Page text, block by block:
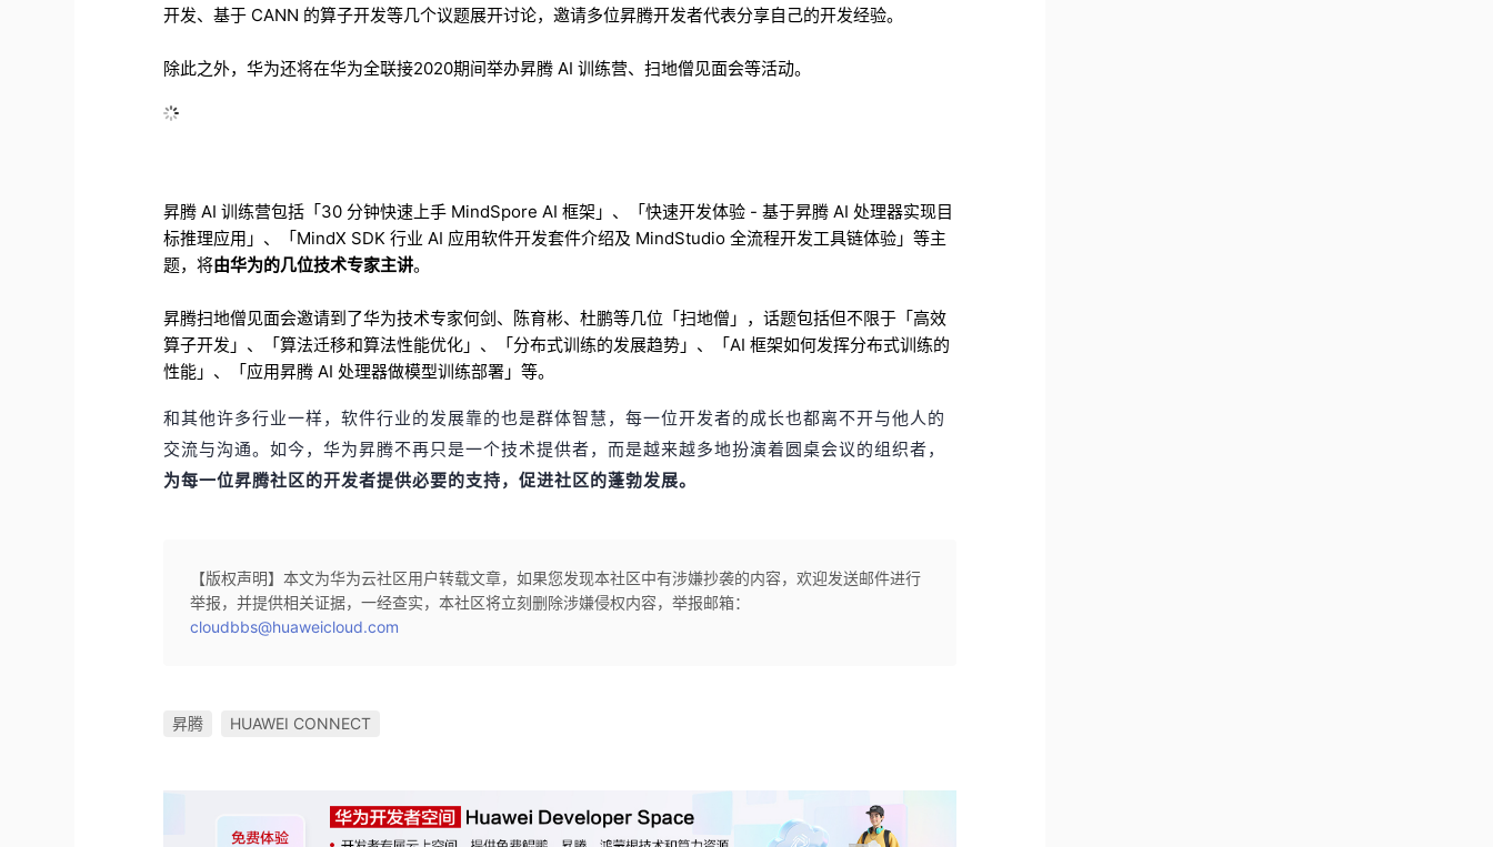
开发、基于 CANN 的算子开发等几个议题展开讨论，邀请多位昇腾开发者代表分享自己的开发经验。
除此之外，华为还将在华为全联接2020期间举办昇腾 AI 训练营、扫地僧见面会等活动。
昇腾 AI 训练营包括「30 分钟快速上手 MindSpore AI 框架」、「快速开发体验 - 基于昇腾 AI 处理器实现目
标推理应用」、「MindX SDK 行业 AI 应用软件开发套件介绍及 MindStudio 全流程开发工具链体验」等主
题，将由华为的几位技术专家主讲。
昇腾扫地僧见面会邀请到了华为技术专家何剑、陈育彬、杜鹏等几位「扫地僧」，话题包括但不限于「高效
算子开发」、「算法迁移和算法性能优化」、「分布式训练的发展趋势」、「AI 框架如何发挥分布式训练的
性能」、「应用昇腾 AI 处理器做模型训练部署」等。
和其他许多行业一样，软件行业的发展靠的也是群体智慧，每一位开发者的成长也都离不开与他人的
交流与沟通。如今，华为昇腾不再只是一个技术提供者，而是越来越多地扮演着圆桌会议的组织者，
为每一位昇腾社区的开发者提供必要的支持，促进社区的蓬勃发展。
【版权声明】本文为华为云社区用户转载文章，如果您发现本社区中有涉嫌抄袭的内容，欢迎发送邮件进行
举报，并提供相关证据，一经查实，本社区将立刻删除涉嫌侵权内容，举报邮箱：
cloudbbs@huaweicloud.com
昇腾 HUAWEI CONNECT